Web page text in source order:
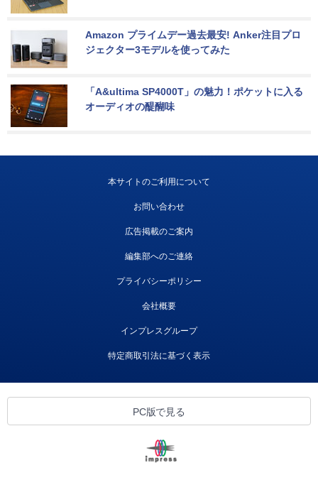
Amazon プライムデー過去最安! Anker注目プロ
ジェクター3モデルを使ってみた
「A&ultima SP4000T」の魅力！ポケットに入る
オーディオの醍醐味
本サイトのご利用について
お問い合わせ
広告掲載のご案内
編集部へのご連絡
プライバシーポリシー
会社概要
インプレスグループ
特定商取引法に基づく表示
PC版で見る